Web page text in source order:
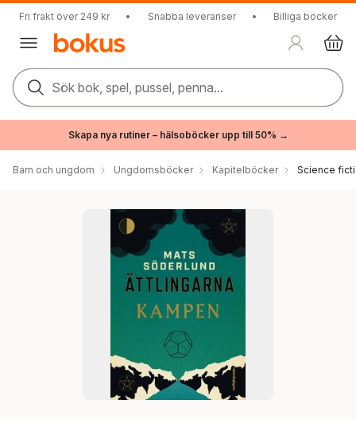
Fri frakt över 249 kr • Snabba leveranser • Billiga böcker
Sök bok, spel, pussel, penna...
Skapa nya rutiner – hälsoböcker upp till 50% →
Barn och ungdom Ungdomsböcker Kapitelböcker Science